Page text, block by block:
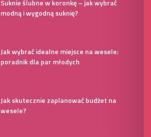
Suknie ślubne w koronkę – jak wybrać
modną i wygodną suknię?
Jak wybrać idealne miejsce na wesele:
poradnik dla par młodych
Jak skutecznie zaplanować budżet na
wesele?